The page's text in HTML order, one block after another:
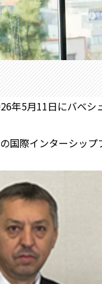
年5月11日にバベ
国際インターシッ